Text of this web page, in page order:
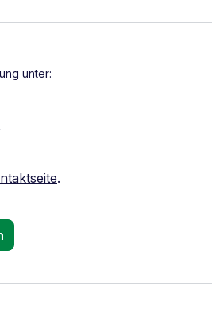
unter:
.